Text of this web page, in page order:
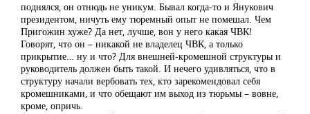
поднялся, он отнюдь не уникум. Бывал когда-то и Янукович
президентом, ничуть ему тюремный опыт не помешал. Чем
Пригожин хуже? Да нет, лучше, вон у него какая ЧВК!
Говорят, что он – никакой не владелец ЧВК, а только
прикрытие… ну и что? Для внешней-кромешной структуры и
руководитель должен быть такой. И нечего удивляться, что в
структуру начали вербовать тех, кто зарекомендовал себя
кромешниками, и что обещают им выход из тюрьмы – вовне,
кроме, опричь.